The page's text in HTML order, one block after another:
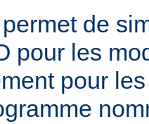
de
pour les
pour